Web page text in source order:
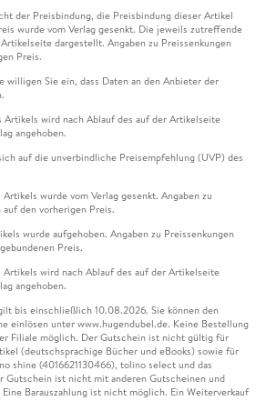
der Preisbindung, die Preisbindung dieser Artikel
wurde vom Verlag gesenkt. Die jeweils zutreffende
dargestellt. Angaben zu Preissenkungen
Preis.
willigen Sie ein, dass Daten an den Anbieter der
Artikels wird nach Ablauf des auf der Artikelseite
angehoben.
auf die unverbindliche Preisempfehlung (UVP) des
wurde vom Verlag gesenkt. Angaben zu
den vorherigen Preis.
wurde aufgehoben. Angaben zu Preissenkungen
Preis.
Artikels wird nach Ablauf des auf der Artikelseite
angehoben.
bis einschließlich 10.08.2026. Sie können den
einlösen unter www.hugendubel.de. Keine Bestellung
Filiale möglich. Der Gutschein ist nicht gültig für
(deutschsprachige Bücher und eBooks) sowie für
shine (4016621130466), tolino select und das
Gutschein ist nicht mit anderen Gutscheinen und
Barauszahlung ist nicht möglich. Ein Weiterverkauf